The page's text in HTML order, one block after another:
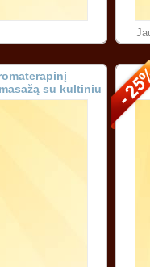
su kultiniu
90 min.)!